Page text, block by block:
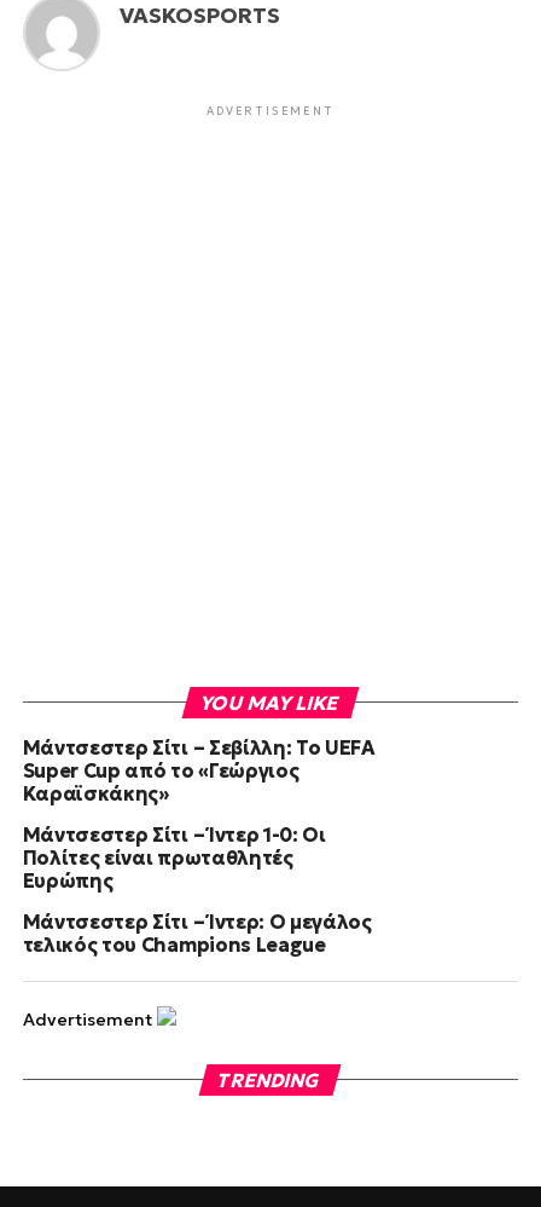
VASKOSPORTS
ADVERTISEMENT
YOU MAY LIKE
Μάντσεστερ Σίτι – Σεβίλλη: Το UEFA
Super Cup από το «Γεώργιος
Καραϊσκάκης»
Μάντσεστερ Σίτι – Ίντερ 1-0: Οι
Πολίτες είναι πρωταθλητές
Ευρώπης
Μάντσεστερ Σίτι – Ίντερ: Ο μεγάλος
τελικός του Champions League
Advertisement
TRENDING